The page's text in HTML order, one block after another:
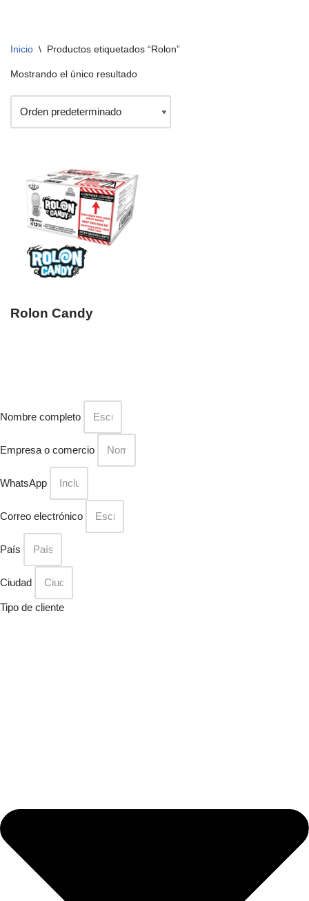
Inicio \ Productos etiquetados “Rolon”
Mostrando el único resultado
Rolon Candy
Nombre completo
Empresa o comercio
WhatsApp
Correo electrónico
País
Ciudad
Tipo de cliente